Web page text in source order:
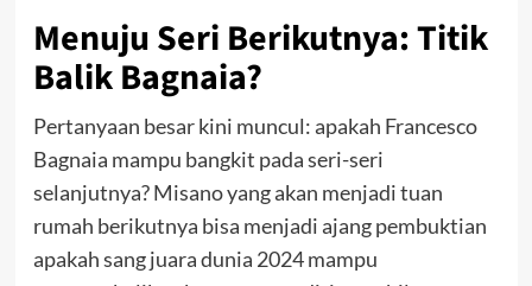
Menuju Seri Berikutnya: Titik
Balik Bagnaia?
Pertanyaan besar kini muncul: apakah Francesco
Bagnaia mampu bangkit pada seri-seri
selanjutnya? Misano yang akan menjadi tuan
rumah berikutnya bisa menjadi ajang pembuktian
apakah sang juara dunia 2024 mampu